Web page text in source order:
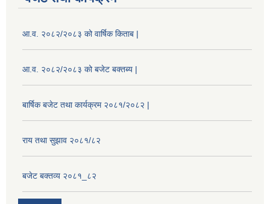
आ.व. २०८२/२०८३ को वार्षिक किताब |
आ.व. २०८२/२०८३ को बजेट बक्तब्य |
बार्षिक बजेट तथा कार्यक्रम २०८१/२०८२ |
राय तथा सुझाव २०८१/८२
बजेट बक्तव्य २०८१_८२